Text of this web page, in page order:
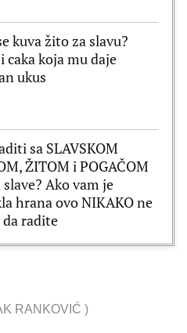
kuva žito za slavu?
caka koja mu daje
ukus
sa SLAVSKOM
ŽITOM i POGAČOM
Ako vam je
hrana ovo NIKAKO ne
radite
RANKOVIĆ )